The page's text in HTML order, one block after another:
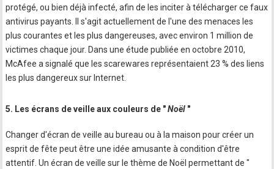
protégé, ou bien déjà infecté, afin de les inciter à télécharger ce faux
antivirus payants. Il s'agit actuellement de l'une des menaces les
plus courantes et les plus dangereuses, avec environ 1 million de
victimes chaque jour. Dans une étude publiée en octobre 2010,
McAfee a signalé que les scarewares représentaient 23 % des liens
les plus dangereux sur Internet.
5. Les écrans de veille aux couleurs de "Noël "
Changer d'écran de veille au bureau ou à la maison pour créer un
esprit de fête peut être une idée amusante à condition d'être
attentif. Un écran de veille sur le thème de Noël permettant de "